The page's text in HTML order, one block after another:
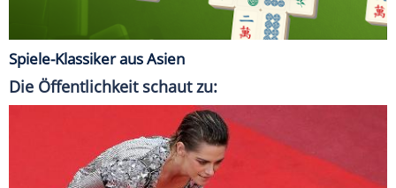
Spiele-Klassiker aus Asien
Die Öffentlichkeit schaut zu: